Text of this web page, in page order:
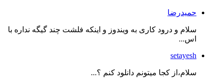
حمیدرضا
سلام و درود کاری به ویندوز و اینکه فلشت چند گیگه نداره با
اس...
setayesh
سلام،از کجا میتونم دانلود کنم ؟...